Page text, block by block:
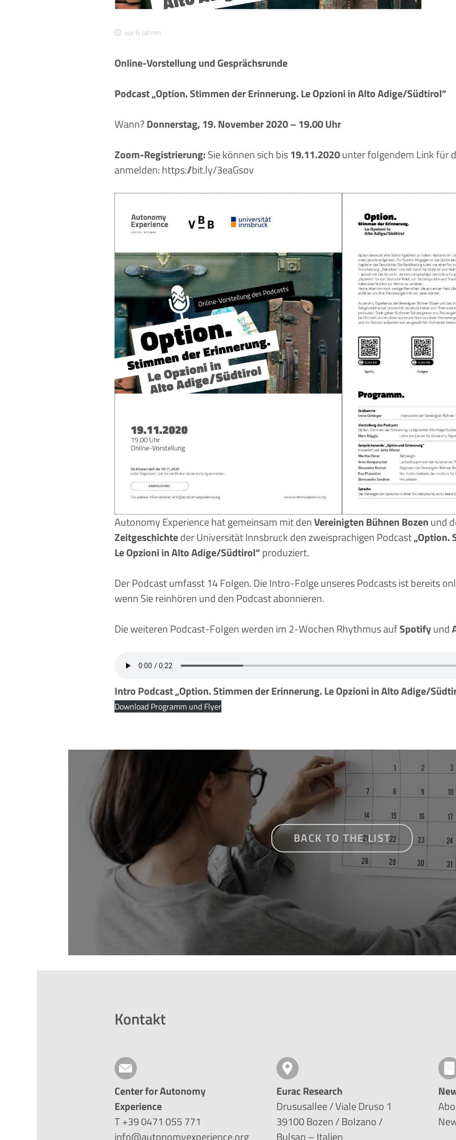
vor 6 Jahren
Online-Vorstellung und Gesprächsrunde
Podcast „Option. Stimmen der Erinnerung. Le Opzioni in Alto Adige/Südtirol“
Wann?Donnerstag, 19. November 2020 – 19.00 Uhr
Zoom-Registrierung:Sie können sich bis19.11.2020unter folgendem Link für
anmelden:https://bit.ly/3eaGsov
Autonomy Experience hat gemeinsam mit denVereinigten Bühnen Bozenund
Zeitgeschichteder Universität Innsbruck den zweisprachigen Podcast„Option.
Le Opzioni in Alto Adige/Südtirol“produziert.
Der Podcast umfasst 14 Folgen. Die Intro-Folge unseres Podcasts ist bereits
wenn Sie reinhören und den Podcast abonnieren.
Die weiteren Podcast-Folgen werden im 2-Wochen Rhythmus aufSpotifyund
Intro Podcast „Option. Stimmen der Erinnerung. Le Opzioni in Alto Adige/
Download Programm und Flyer
BACK TO THE LIST
Kontakt
Center for Autonomy
Experience
T +39 0471 055 771
info@autonomyexperience.org
Eurac Research
Drususallee / Viale Druso 1
39100 Bozen / Bolzano /
Bulsan – Italien